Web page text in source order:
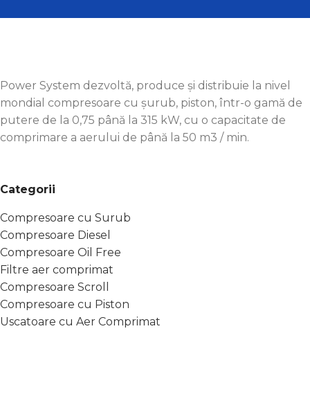
FURTUN DE ALIMENTARE CU AER
DIMENSIUNEA TIJEI
Power System dezvoltă, produce și distribuie la nivel
mondial compresoare cu șurub, piston, într-o gamă de
putere de la 0,75 până la 315 kW, cu o capacitate de
comprimare a aerului de până la 50 m3 / min.
Categorii
Compresoare cu Surub
Compresoare Diesel
Compresoare Oil Free
Filtre aer comprimat
Compresoare Scroll
Compresoare cu Piston
Uscatoare cu Aer Comprimat